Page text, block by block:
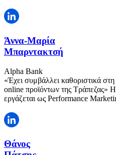
Άννα-Μαρία
Μπαρντακτσή
Alpha Bank
«Έχει συμβάλλει καθοριστικά
online προϊόντων της
εργάζεται ως Performance
Θάνος